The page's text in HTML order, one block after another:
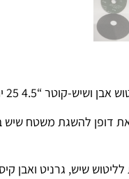
דופן להשגת משטח שיש
שיש, גרניט ואבן